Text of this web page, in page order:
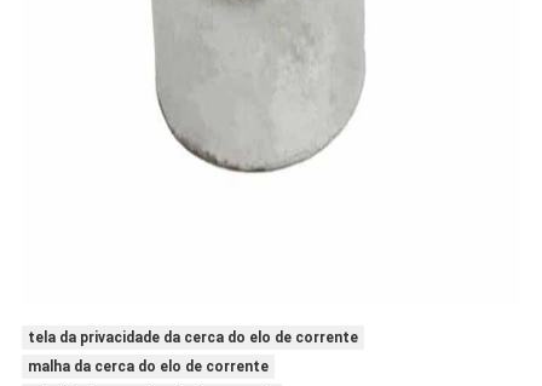
tela da privacidade da cerca do elo de corrente
malha da cerca do elo de corrente